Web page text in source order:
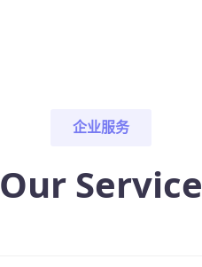
企业服务
Our Service